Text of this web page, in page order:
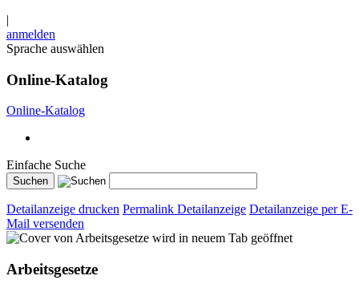
|
anmelden
Sprache auswählen
Online-Katalog
Online-Katalog
Einfache Suche
Detailanzeige drucken Permalink Detailanzeige Detailanzeige per E-
Mail versenden
wird in neuem Tab geöffnet
Arbeitsgesetze